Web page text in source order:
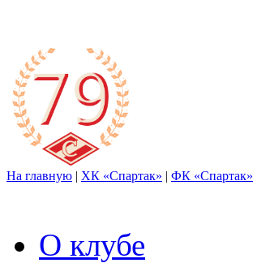
На главную | ХК «Спартак» | ФК «Спартак»
О клубе